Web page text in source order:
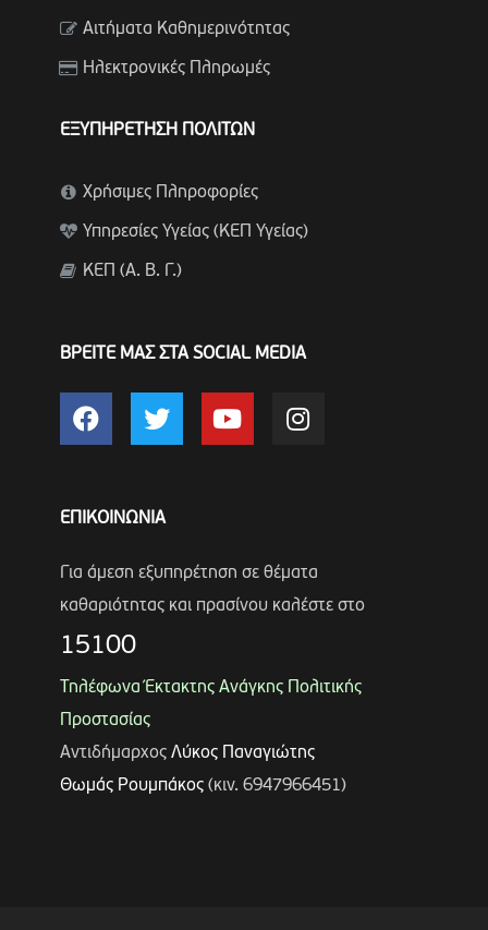
Αιτήματα Καθημερινότητας
Ηλεκτρονικές Πληρωμές
ΕΞΥΠΗΡΕΤΗΣΗ ΠΟΛΙΤΩΝ
Χρήσιμες Πληροφορίες
Υπηρεσίες Υγείας (ΚΕΠ Υγείας)
ΚΕΠ (Α. Β. Γ.)
ΒΡΕΙΤΕ ΜΑΣ ΣΤΑ SOCIAL MEDIA
ΕΠΙΚΟΙΝΩΝΙΑ
Για άμεση εξυπηρέτηση σε θέματα
καθαριότητας και πρασίνου καλέστε στο
15100
Τηλέφωνα Έκτακτης Ανάγκης Πολιτικής
Προστασίας
Αντιδήμαρχος Λύκος Παναγιώτης
Θωμάς Ρουμπάκος(κιν. 6947966451)